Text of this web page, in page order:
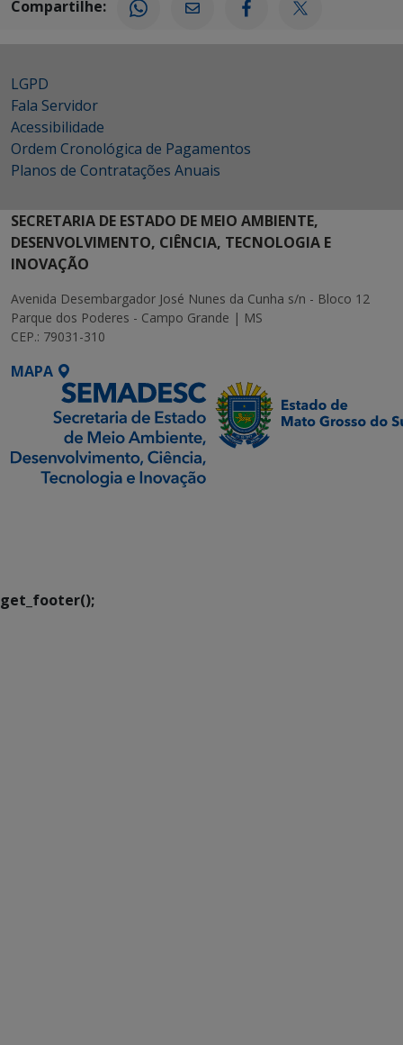
Compartilhe:
LGPD
Fala Servidor
Acessibilidade
Ordem Cronológica de Pagamentos
Planos de Contratações Anuais
SECRETARIA DE ESTADO DE MEIO AMBIENTE,
DESENVOLVIMENTO, CIÊNCIA, TECNOLOGIA E
INOVAÇÃO
Avenida Desembargador José Nunes da Cunha s/n - Bloco 12
Parque dos Poderes - Campo Grande | MS
CEP.: 79031-310
MAPA
get_footer();